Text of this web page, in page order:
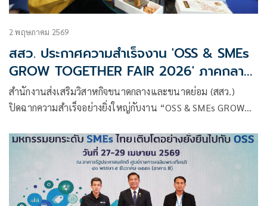
2 พฤษภาคม 2569
สสว. ประกาศความสำเร็จงาน 'OSS & SMEs
GROW TOGETHER FAIR 2026' ภาคกลาง
กระตุ้นเศรษฐกิจหมุนเวียนกว่า 15 ล้านบาท
พร้อมส่งไม้ต่อบุกนครสวรรค์ 15-17 พ.ค.นี้
สำนักงานส่งเสริมวิสาหกิจขนาดกลางและขนาดย่อม (สสว.)
ปิดฉากความสำเร็จอย่างยิ่งใหญ่กับงาน “OSS & SMEs GROW
อย่างยั่งยืนไปกับ OSS” ครั้งที่ 1 ภาคกลาง ณ ศูนย์ราชการฯ